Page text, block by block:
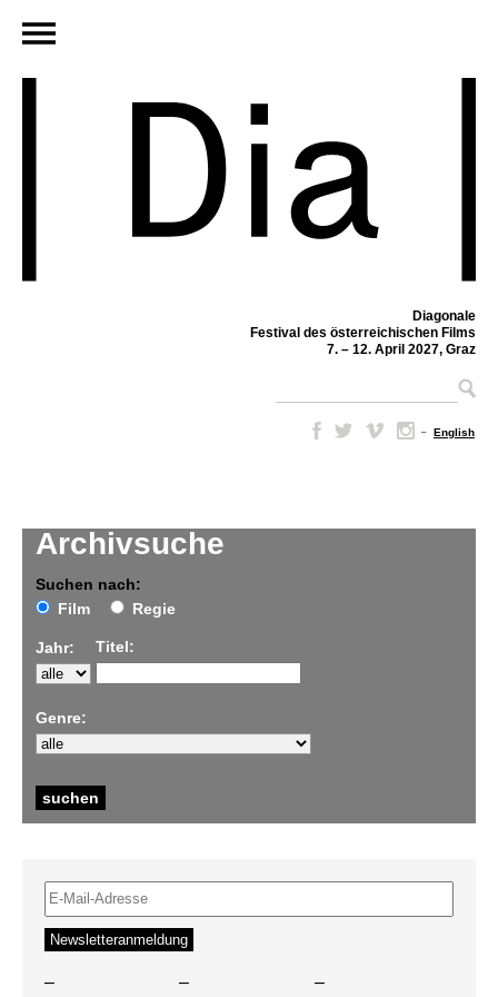
Diagonale
Festival des österreichischen Films
7. – 12. April 2027, Graz
– English
Archivsuche
Suchen nach:
Film
Regie
Jahr: Titel:
Genre:
– – –